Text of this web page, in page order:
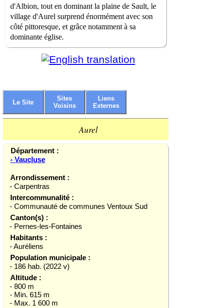
d'Albion, tout en dominant la plaine de Sault, le
village d'Aurel surprend énormément avec son
côté pittoresque, et grâce notamment à sa
dominante église.
Le Site
Sites
Voisins
Liens
Externes
Aurel
Département :
- Vaucluse
Arrondissement :
- Carpentras
Intercommunalité :
- Communauté de communes Ventoux Sud
Canton(s) :
- Pernes-les-Fontaines
Habitants :
- Auréliens
Population municipale :
- 186 hab. (2022 v)
Altitude :
- 800 m
- Min. 615 m
- Max. 1 600 m